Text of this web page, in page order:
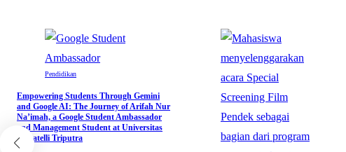
Pendidikan
Empowering Students Through Gemini
and Google AI: The Journey of Arifah Nur
Na’imah, a Google Student Ambassador
and Management Student at Universitas
Pignatelli Triputra